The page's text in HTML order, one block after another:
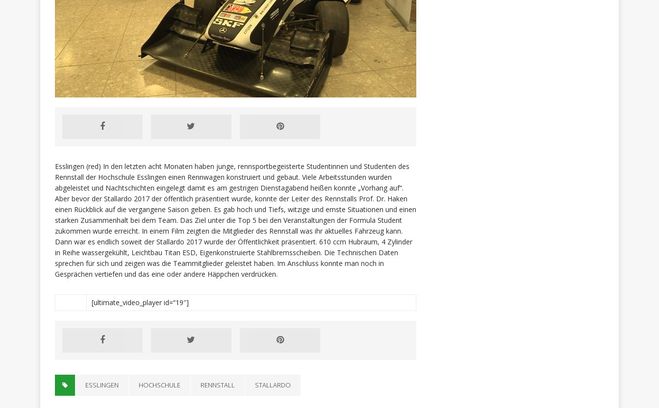
Esslingen (red) In den letzten acht Monaten haben junge, rennsportbegeisterte Studentinnen und Studenten des
Rennstall der Hochschule Esslingen einen Rennwagen konstruiert und gebaut. Viele Arbeitsstunden wurden
abgeleistet und Nachtschichten eingelegt damit es am gestrigen Dienstagabend heißen konnte „Vorhang auf“.
Aber bevor der Stallardo 2017 der öffentlich präsentiert wurde, konnte der Leiter des Rennstalls Prof. Dr. Haken
einen Rückblick auf die vergangene Saison geben. Es gab hoch und Tiefs, witzige und ernste Situationen und einen
starken Zusammenhalt bei dem Team. Das Ziel unter die Top 5 bei den Veranstaltungen der Formula Student
zukommen wurde erreicht. In einem Film zeigten die Mitglieder des Rennstall was ihr aktuelles Fahrzeug kann.
Dann war es endlich soweit der Stallardo 2017 wurde der Öffentlichkeit präsentiert. 610 ccm Hubraum, 4 Zylinder
in Reihe wassergekühlt, Leichtbau Titan ESD, Eigenkonstruierte Stahlbremsscheiben. Die Technischen Daten
sprechen für sich und zeigen was die Teammitglieder geleistet haben. Im Anschluss konnte man noch in
Gesprächen vertiefen und das eine oder andere Häppchen verdrücken.
[ultimate_video_player id=“19″]
ESSLINGEN HOCHSCHULE RENNSTALL STALLARDO